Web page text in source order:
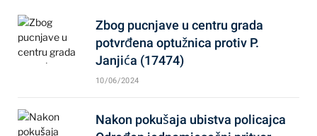
Zbog pucnjave u centru grada
potvrđena optužnica protiv P.
Janjića (17474)
10/06/2024
Nakon pokušaja ubistva policajca